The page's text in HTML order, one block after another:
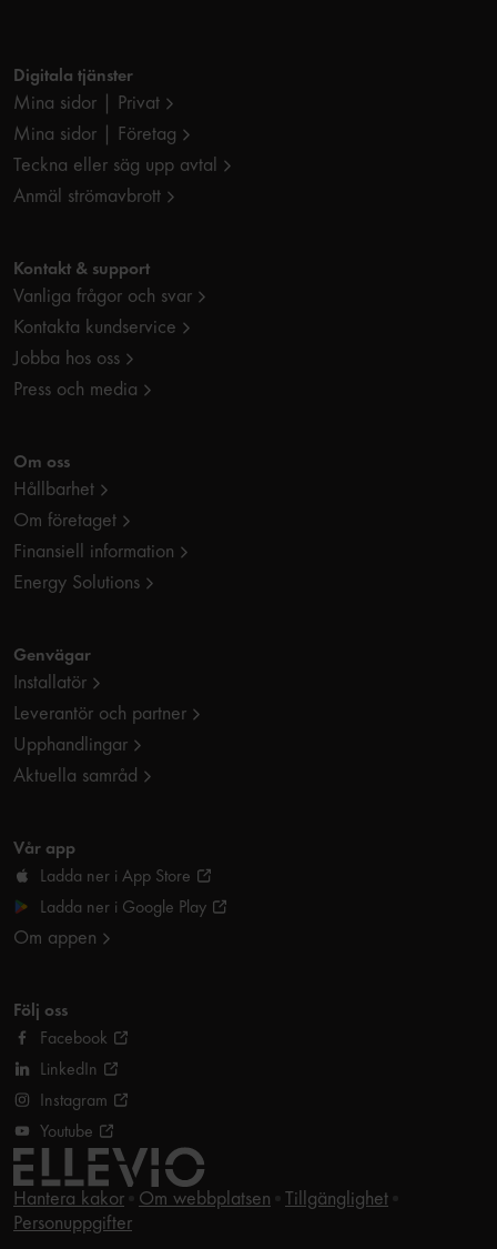
Digitala tjänster
Mina sidor | Privat
Mina sidor | Företag
Teckna eller säg upp avtal
Anmäl strömavbrott
Kontakt & support
Vanliga frågor och svar
Kontakta kundservice
Jobba hos oss
Press och media
Om oss
Hållbarhet
Om företaget
Finansiell information
Energy Solutions
Genvägar
Installatör
Leverantör och partner
Upphandlingar
Aktuella samråd
Vår app
Ladda ner i App Store
Ladda ner i Google Play
Om appen
Följ oss
Facebook
LinkedIn
Instagram
Youtube
Hantera kakor Om webbplatsen
Tillgänglighet
Personuppgifter